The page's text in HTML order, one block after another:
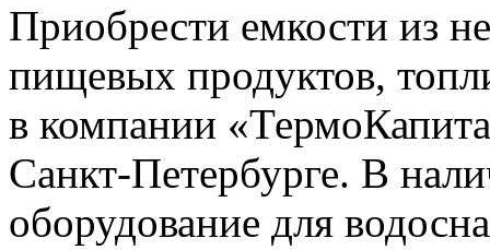
Приобрести емкости из
пищевых продуктов,
в компании
Санкт-Петербурге. В
оборудование для